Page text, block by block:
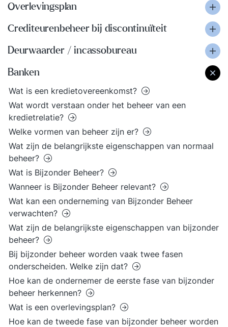
Overlevingsplan
Crediteurenbeheer bij discontinuïteit
Deurwaarder / incassobureau
Banken
Wat is een kredietovereenkomst?
Wat wordt verstaan onder het beheer van een
kredietrelatie?
Welke vormen van beheer zijn er?
Wat zijn de belangrijkste eigenschappen van normaal
beheer?
Wat is Bijzonder Beheer?
Wanneer is Bijzonder Beheer relevant?
Wat kan een onderneming van Bijzonder Beheer
verwachten?
Wat zijn de belangrijkste eigenschappen van bijzonder
beheer?
Bij bijzonder beheer worden vaak twee fasen
onderscheiden. Welke zijn dat?
Hoe kan de ondernemer de eerste fase van bijzonder
beheer herkennen?
Wat is een overlevingsplan?
Hoe kan de tweede fase van bijzonder beheer worden